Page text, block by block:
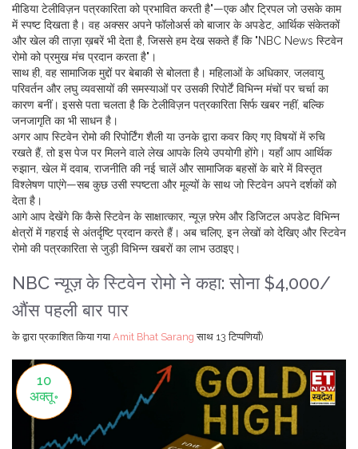
मीडिया टेलीविज़न पत्रकारिता को प्रभावित करती है"—एक और ट्रिपल जो उसके काम
में स्पष्ट दिखता है। वह अक्सर अपने फॉलोअर्स को बाजार के अपडेट, आर्थिक संकेतकों
और खेल की ताज़ा ख़बरें भी देता है, जिससे हम देख सकते हैं कि "NBC News स्टिवेन
रोमो को प्रमुख मंच प्रदान करता है"।
साथ ही, वह सामाजिक मुद्दों पर बेबाकी से बोलता है। महिलाओं के अधिकार, जलवायु
परिवर्तन और लघु व्यवसायों की समस्याओं पर उसकी रिपोर्टें विभिन्न मंचों पर चर्चा का
कारण बनीं। इससे पता चलता है कि टेलीविज़न पत्रकारिता सिर्फ खबर नहीं, बल्कि
जनजागृति का भी साधन है।
अगर आप स्टिवेन रोमो की रिपोर्टिंग शैली या उनके द्वारा कवर किए गए विषयों में रुचि
रखते हैं, तो इस पेज पर मिलने वाले लेख आपके लिये उपयोगी होंगे। यहाँ आप आर्थिक
रुझान, खेल में दवाब, राजनीति की नई चालें और सामाजिक बहसों के बारे में विस्तृत
विश्लेषण पाएंगे—सब कुछ उसी स्पष्टता और मूल्यों के साथ जो स्टिवेन अपने दर्शकों को
देता है।
आगे आप देखेंगे कि कैसे स्टिवेन के साक्षात्कार, न्यूज़ फ़्रेम और डिजिटल अपडेट विभिन्न
क्षेत्रों में गहराई से अंतर्दृष्टि प्रदान करते हैं। अब चलिए, इन लेखों को देखिए और स्टिवेन
रोमो की पत्रकारिता से जुड़ी विभिन्न खबरों का लाभ उठाइए।
NBC न्यूज़ के स्टिवेन रोमो ने कहा: सोना $4,000/
औंस पहली बार पार
के द्वारा प्रकाशित किया गया Amit Bhat Sarang साथ 13 टिप्पणियाँ)
10
अक्तू॰